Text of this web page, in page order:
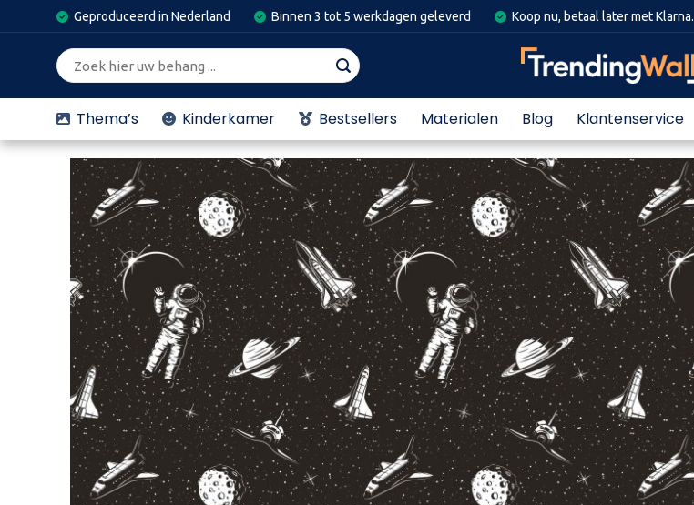
to
Geproduceerd in Nederland Binnen 3 tot 5 werkdagen geleverd Koop nu, betaal later met Klarna.
Zoeken
naar:
Thema’s Kinderkamer Bestsellers Materialen Blog Klantenservice